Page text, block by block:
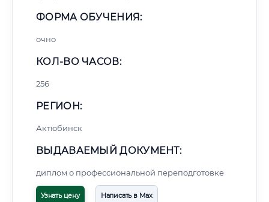
ФОРМА ОБУЧЕНИЯ:
очно
КОЛ-ВО ЧАСОВ:
256
РЕГИОН:
Актюбинск
ВЫДАВАЕМЫЙ ДОКУМЕНТ:
диплом о профессиональной переподготовке
Узнать цену Написать в Max